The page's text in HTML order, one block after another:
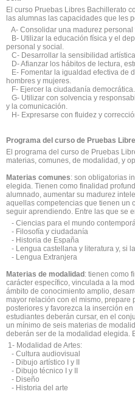
El curso Pruebas Libres Bachillerato
las alumnas las capacidades que les
A- Consolidar una madurez personal
B- Utilizar la educación física y el
personal y social.
C- Desarrollar la sensibilidad
D- Afianzar los hábitos de lectura,
E- Fomentar la igualdad efectiva de
hombres y mujeres.
F- Ejercer la ciudadanía democrática.
G- Utilizar con solvencia y
y la comunicación.
H- Expresarse con fluidez y
Programa del curso de Pruebas
El programa del curso de Pruebas
materias, comunes, de modalidad, y
Materias comunes: son obligatorias
elegida. Tienen como finalidad
alumnado, aumentar su madurez
aquellas competencias que tienen un
seguir aprendiendo. Entre las que se
- Ciencias para el mundo
- Filosofía y ciudadanía
- Historia de España
- Lengua castellana y literatura y, si
- Lengua Extranjera
Materias de modalidad : tienen como
carácter específico, vinculada a la
ámbito de conocimiento amplio,
mayor relación con el mismo, prepare
posteriores y favorezca la inserción
estudiantes deberán cursar, en el
un mínimo de seis materias de
deberán ser de la modalidad elegida.
1- Modalidad de Artes:
- Cultura audiovisual
- Dibujo artístico I y II
- Dibujo técnico I y II
- Diseño
- Historia del arte